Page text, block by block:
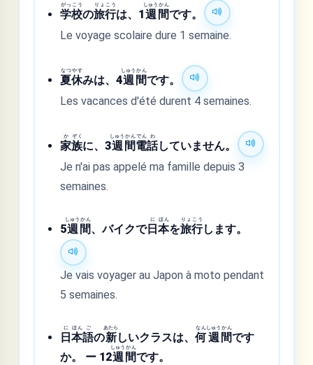
学
がっ
校
こう
の旅
りょ
行
こう
は、1週
しゅう
間
かん
です。
Le voyage scolaire dure 1 semaine.
夏
なつ
休
やす
みは、4週
しゅう
間
かん
です。
Les vacances d'été durent 4 semaines.
家
か
族
ぞく
に、3週
しゅう
間
かん
電
でん
話
わ
していません。
Je n'ai pas appelé ma famille depuis 3
semaines.
5週
しゅう
間
かん
、バイクで日
に
本
ほん
を旅
りょ
行
こう
します。
Je vais voyager au Japon à moto pendant
5 semaines.
日
に
本
ほん
語
ご
の新
あたら
しいクラスは、何
なん
週
しゅう
間
かん
です
か。 ー 12週
しゅう
間
かん
です。